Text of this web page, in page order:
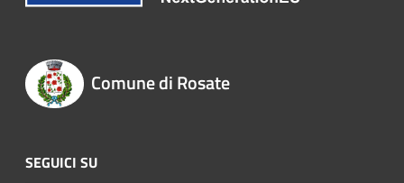
Comune di Rosate
SEGUICI SU